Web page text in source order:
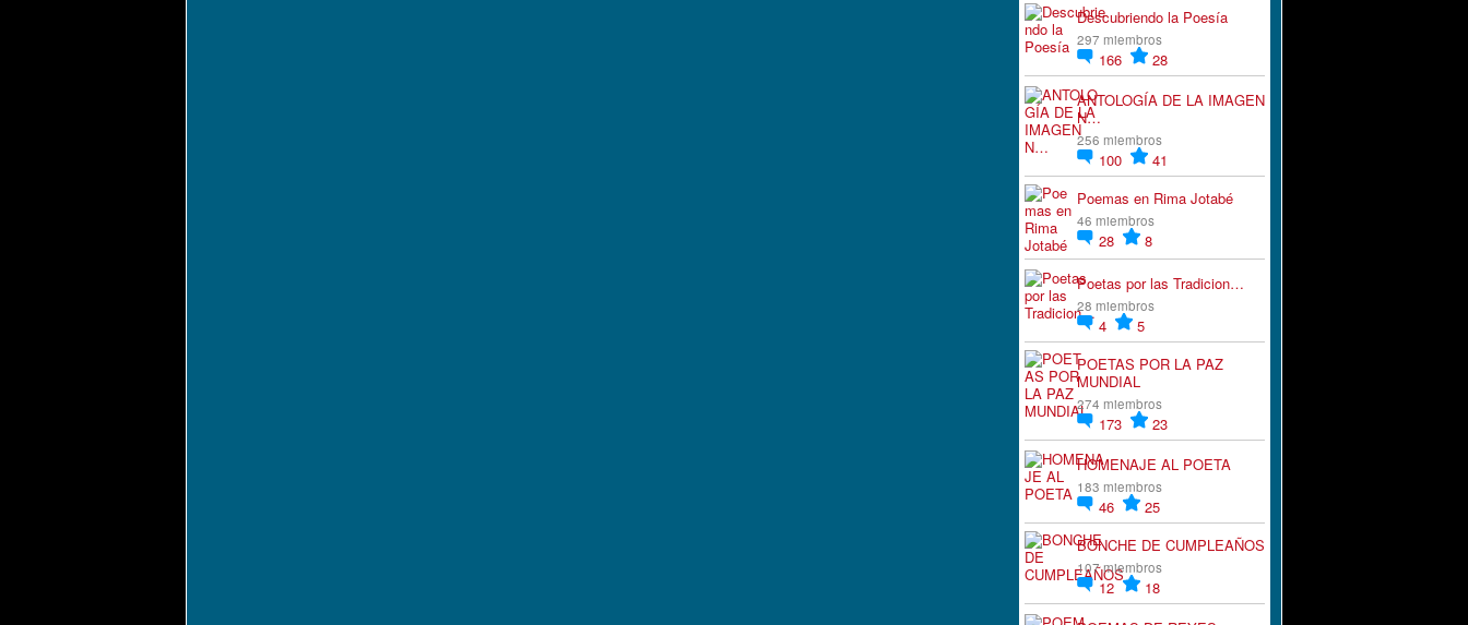
Descubriendo la Poesía
297 miembros
166
28
ANTOLOGÍA DE LA IMAGEN
N…
256 miembros
100
41
Poemas en Rima Jotabé
46 miembros
28 8
Poetas por las Tradicion…
28 miembros
4
5
POETAS POR LA PAZ
MUNDIAL
274 miembros
173
23
HOMENAJE AL POETA
183 miembros
46
25
BONCHE DE CUMPLEAÑOS
107 miembros
12
18